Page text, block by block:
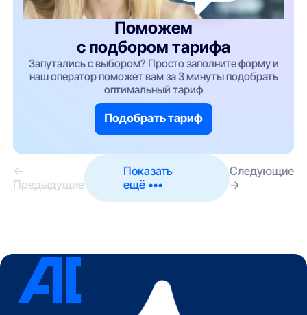
Поможем
с подбором тарифа
Запутались с выбором? Просто заполните форму и
наш оператор поможет вам за 3 минуты подобрать
оптимальный тариф
Подобрать тариф
←
Предыдущие
Показать
ещё •••
Следующие
→